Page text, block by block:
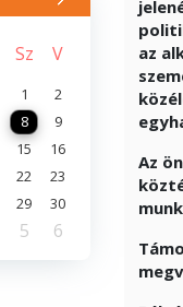
Sz
V
1
2
8
9
15
16
22
23
29
30
5 6
az
Az